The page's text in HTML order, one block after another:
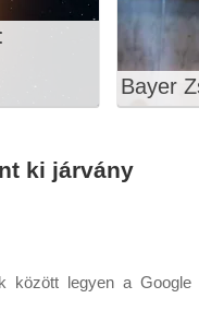
Bayer
ki járvány
között legyen a Google